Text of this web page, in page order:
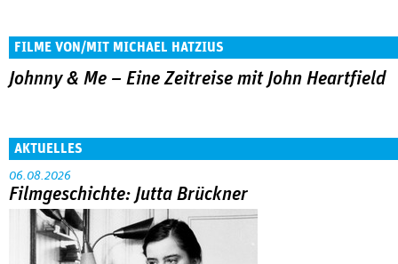
FILME VON/MIT MICHAEL HATZIUS
Johnny & Me – Eine Zeitreise mit John Heartfield
AKTUELLES
06.08.2026
Filmgeschichte: Jutta Brückner